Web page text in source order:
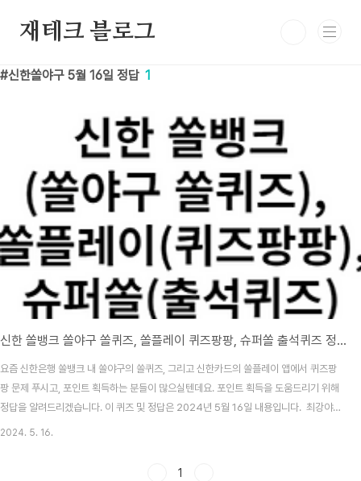
재테크 블로그
신한쏠야구 5월 16일 정답 1
신한 쏠뱅크 쏠야구 쏠퀴즈, 쏠플레이 퀴즈팡팡, 슈퍼쏠 출석퀴즈 정답 5월 16일
요즘 신한은행 쏠뱅크 내 쏠야구의 쏠퀴즈, 그리고 신한카드의 쏠플레이 앱에서 퀴즈팡
팡 문제 푸시고, 포인트 획득하는 분들이 많으실텐데요. 포인트 획득을 도움드리기 위해
정답을 알려드리겠습니다. 이 퀴즈 및 정답은 2024년 5월 16일 내용입니다. 최강야구
시즌3 방송시간, 선수, 전적 총정리 목차 신한 쏠뱅크 쏠야구(쏠퀴즈) 5월 16일 문제
2024. 5. 16.
1